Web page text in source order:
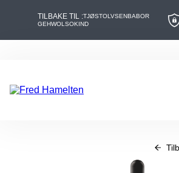
innhold
navigasjon
TILBAKE TIL :TJØSTOLVSENBABOR
GEHWOLSOKIND